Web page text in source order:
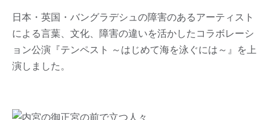
日本・英国・バングラデシュの障害のあるアーティスト
による言葉、文化、障害の違いを活かしたコラボレーシ
ョン公演『テンペスト ～はじめて海を泳ぐには～』を上
演しました。